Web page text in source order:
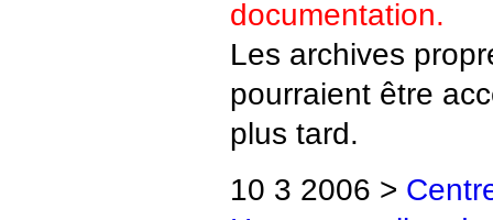
documentation.
Les archives
pourraient être
plus tard.
10 3 2006 >